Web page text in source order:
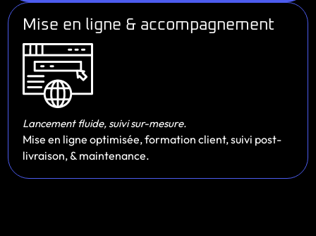
Mise en ligne & accompagnement
Lancement fluide, suivi sur-mesure.
Mise en ligne optimisée, formation client, suivi post-
livraison, & maintenance.